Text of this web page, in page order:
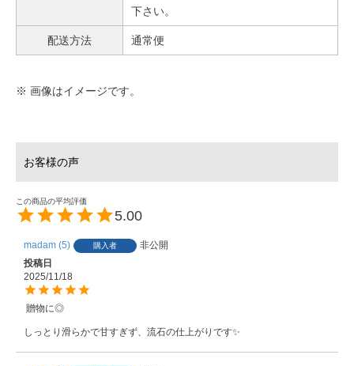
下さい。
配送方法 通常便
※ 画像はイメージです。
5.00
madam 5 購入者
非公開
投稿日
2025/11/18
しっとり滑らかで甘すぎず、流石の仕上がりです✨